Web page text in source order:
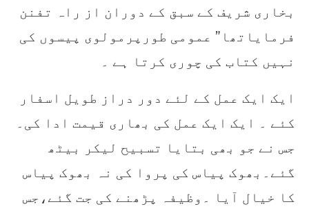
بخاری شریف کے سبق کے دوران از راہ تفنن
فرمایاتھا” عمومی طورپرمولوی پیسوں کی
نہیں کتاب کی چوری کرتا ہے ۔
ایک ایک عمل کے لئے دور دراز طویل اسفار
کئے ۔ ایک ایک عمل کی بھاری قیمت ادا کی۔
جس نے جو بھی بتایا تسبیح لیکر بیٹھ
گئے۔بھوک پیاس کی پروا کی نہ بھوک پیاس
کا خیال آیا ۔وظیفہ پڑھنے کی جت گئے،جس